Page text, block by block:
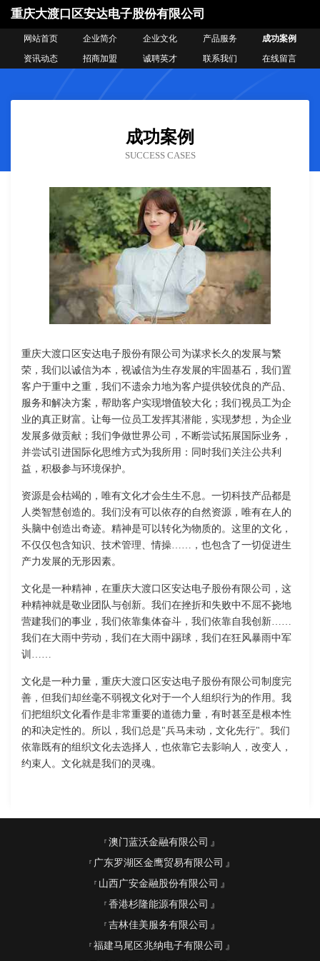
重庆大渡口区安达电子股份有限公司
网站首页 企业简介 企业文化 产品服务
成功案例
资讯动态
招商加盟 诚聘英才 联系我们 在线留言
成功案例
SUCCESS CASES
重庆大渡口区安达电子股份有限公司为谋求长久的发展与繁
荣，我们以诚信为本，视诚信为生存发展的牢固基石，我们置
客户于重中之重，我们不遗余力地为客户提供较优良的产品、
服务和解决方案，帮助客户实现增值较大化；我们视员工为企
业的真正财富。让每一位员工发挥其潜能，实现梦想，为企业
发展多做贡献；我们争做世界公司，不断尝试拓展国际业务，
并尝试引进国际化思维方式为我所用：同时我们关注公共利
益，积极参与环境保护。
资源是会枯竭的，唯有文化才会生生不息。一切科技产品都是
人类智慧创造的。我们没有可以依存的自然资源，唯有在人的
头脑中创造出奇迹。精神是可以转化为物质的。这里的文化，
不仅仅包含知识、技术管理、情操……，也包含了一切促进生
产力发展的无形因素。
文化是一种精神，在重庆大渡口区安达电子股份有限公司，这
种精神就是敬业团队与创新。我们在挫折和失败中不屈不挠地
营建我们的事业，我们依靠集体奋斗，我们依靠自我创新……
我们在大雨中劳动，我们在大雨中踢球，我们在狂风暴雨中军
训……
文化是一种力量，重庆大渡口区安达电子股份有限公司制度完
善，但我们却丝毫不弱视文化对于一个人组织行为的作用。我
们把组织文化看作是非常重要的道德力量，有时甚至是根本性
的和决定性的。所以，我们总是"兵马未动，文化先行"。我们
依靠既有的组织文化去选择人，也依靠它去影响人，改变人，
约束人。文化就是我们的灵魂。
澳门蓝沃金融有限公司
广东罗湖区金鹰贸易有限公司
山西广安金融股份有限公司
香港杉隆能源有限公司
吉林佳美服务有限公司
福建马尾区兆纳电子有限公司